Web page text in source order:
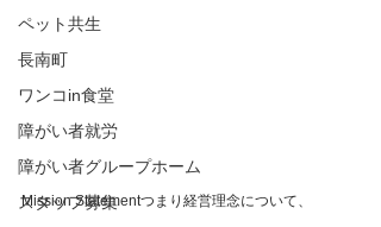
ペット共生
長南町
ワンコin食堂
障がい者就労
障がい者グループホーム
スタッフ募集
Mission Statementつまり経営理念について、